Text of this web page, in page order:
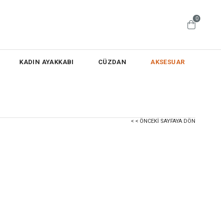
0
KADIN AYAKKABI CÜZDAN AKSESUAR
< < ÖNCEKI SAYFAYA DÖN